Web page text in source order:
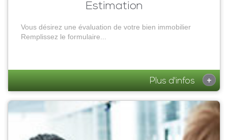
Estimation
Vous désirez une évaluation de votre bien immobilier
Remplissez le formulaire...
Plus d'infos +